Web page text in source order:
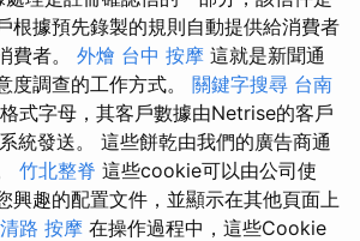
根據預先錄製的規則自動提供給消費者
費者。 外燴 台中 按摩 這就是新聞通
度調查的工作方式。 關鍵字搜尋 台南
式字母，其客戶數據由Netrise的客戶
統發送。 這些餅乾由我們的廣告商通
竹北整脊 這些cookie可以由公司使
興趣的配置文件，並顯示在其他頁面上
路 按摩 在操作過程中，這些Cookie